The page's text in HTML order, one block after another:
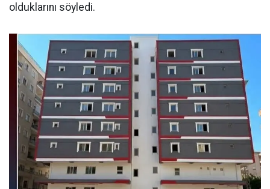
olduklarını söyledi.